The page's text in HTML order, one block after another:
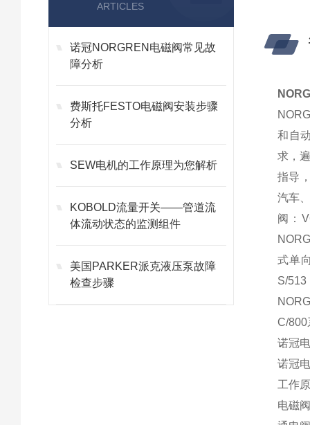
ARTICLES
诺冠NORGREN电磁阀常见故
障分析
费斯托FESTO电磁阀安装步骤
分析
SEW电机的工作原理为您解析
KOBOLD流量开关——管道流
体流动状态的监测组件
美国PARKER派克液压泵故障
检查步骤
和自
求，
指导
汽车
阀：
式单
S/
C/800
诺冠
诺冠
工作
电磁